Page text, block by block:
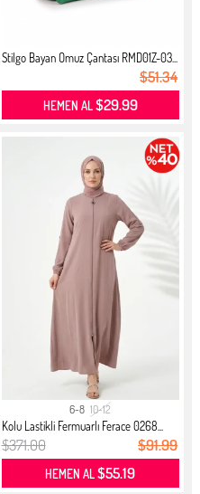
Stilgo Bayan Omuz Çantası RMD01Z-03...
$51.34
HEMEN AL$29.99
6-8 10-12
Kolu Lastikli Fermuarlı Ferace 0268...
$371.00 $91.99
HEMEN AL$55.19